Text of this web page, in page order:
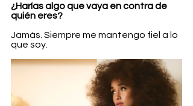
¿Harías algo que vaya en contra de
quién eres?
Jamás. Siempre me mantengo fiel a lo
que soy.